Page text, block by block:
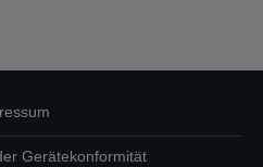
Gerätekonformität